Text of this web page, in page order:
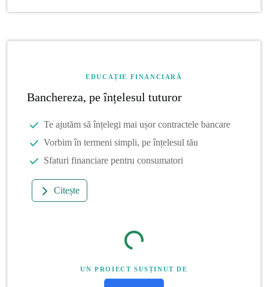
EDUCAȚIE FINANCIARĂ
Banchereza, pe înțelesul tuturor
Te ajutăm să înțelegi mai ușor contractele bancare
Vorbim în termeni simpli, pe înțelesul tău
Sfaturi financiare pentru consumatori
Citește
UN PROIECT SUSȚINUT DE